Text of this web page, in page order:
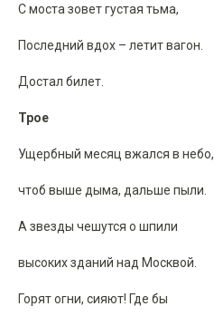
С моста зовет густая тьма,
Последний вдох – летит вагон.
Достал билет.
Трое
Ущербный месяц вжался в небо,
чтоб выше дыма, дальше пыли.
А звезды чешутся о шпили
высоких зданий над Москвой.
Горят огни, сияют! Где бы